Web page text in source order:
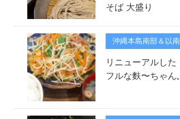
そば 大盛り
沖縄本島南部＆以南
リニューアルし
フルな麩〜ちゃん